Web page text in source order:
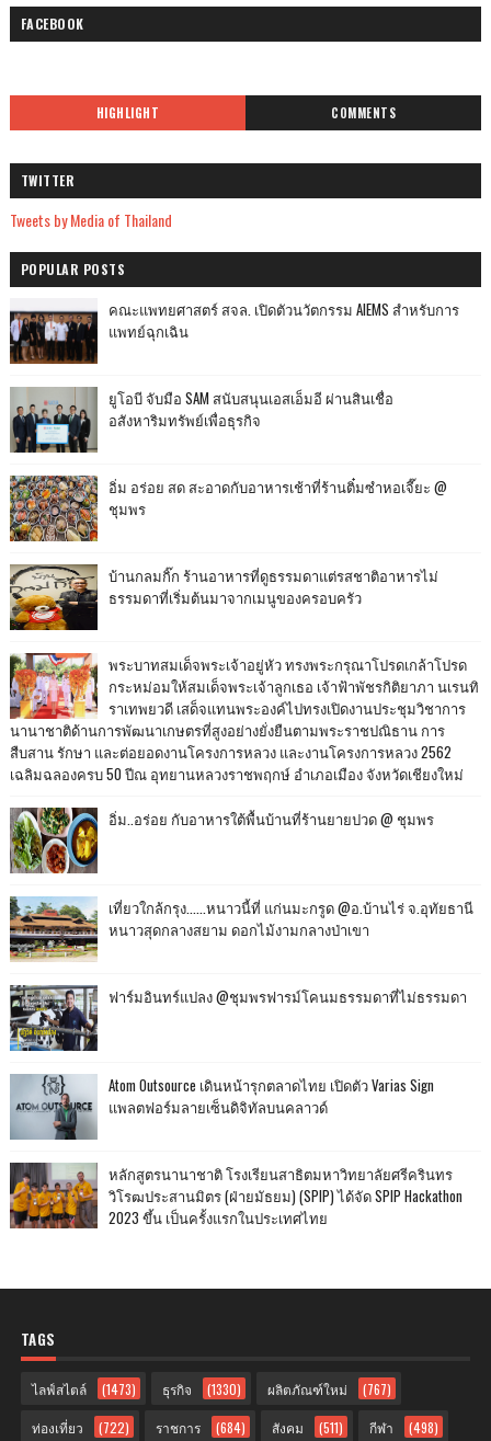
FACEBOOK
HIGHLIGHT COMMENTS
TWITTER
Tweets by Media of Thailand
POPULAR POSTS
คณะแพทยศาสตร์ สจล. เปิดตัวนวัตกรรม AIEMS สำหรับการ
แพทย์ฉุกเฉิน
ยูโอบี จับมือ SAM สนับสนุนเอสเอ็มอี ผ่านสินเชื่อ
อสังหาริมทรัพย์เพื่อธุรกิจ
อิ่ม อร่อย สด สะอาดกับอาหารเช้าที่ร้านติ๋มซำหอเจี๊ยะ @
ชุมพร
บ้านกลมกิ๊ก ร้านอาหารที่ดูธรรมดาแต่รสชาติอาหารไม่
ธรรมดาที่เริ่มต้นมาจากเมนูของครอบครัว
พระบาทสมเด็จพระเจ้าอยู่หัว ทรงพระกรุณาโปรดเกล้าโปรด
กระหม่อมให้สมเด็จพระเจ้าลูกเธอ เจ้าฟ้าพัชรกิติยาภา นเรนทิ
ราเทพยวดี เสด็จแทนพระองค์ไปทรงเปิดงานประชุมวิชาการ
นานาชาติด้านการพัฒนาเกษตรที่สูงอย่างยั่งยืนตามพระราชปณิธาน การ
สืบสาน รักษา และต่อยอดงานโครงการหลวง และงานโครงการหลวง 2562
เฉลิมฉลองครบ 50 ปีณ อุทยานหลวงราชพฤกษ์ อำเภอเมือง จังหวัดเชียงใหม่
อิ่ม..อร่อย กับอาหารใต้พื้นบ้านที่ร้านยายปวด @ ชุมพร
เที่ยวใกล้กรุง......หนาวนี้ที่ แก่นมะกรูด @อ.บ้านไร่ จ.อุทัยธานี
หนาวสุดกลางสยาม ดอกไม้งามกลางป่าเขา
ฟาร์มอินทร์แปลง @ชุมพรฟารม์โคนมธรรมดาที่ไม่ธรรมดา
Atom Outsource เดินหน้ารุกตลาดไทย เปิดตัว Varias Sign
แพลตฟอร์มลายเซ็นดิจิทัลบนคลาวด์
หลักสูตรนานาชาติ โรงเรียนสาธิตมหาวิทยาลัยศรีครินทร
วิโรฒประสานมิตร (ฝ่ายมัธยม) (SPIP) ได้จัด SPIP Hackathon
2023 ขึ้น เป็นครั้งแรกในประเทศไทย
TAGS
ไลฟ์สไตล์ (1473) ธุรกิจ (1330) ผลิตภัณฑ์ใหม่ (767)
ท่องเที่ยว (722) ราชการ (684) สังคม (511) กีฬา (498)